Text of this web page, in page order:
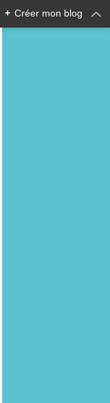
+ Créer mon blog